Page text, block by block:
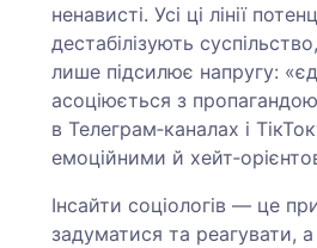
ненависті. Усі ці лінії
дестабілізують
лише підсилює напругу:
асоціюється з
в Телеграм‑каналах і
емоційними й
Інсайти соціологів — це
задуматися та реагувати,